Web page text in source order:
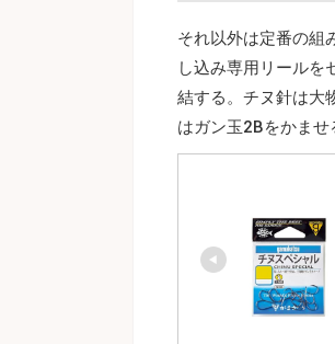
それ以外は定番の組
し込み専用リールを
結する。チヌ針は大
はガン玉2Bをかませ